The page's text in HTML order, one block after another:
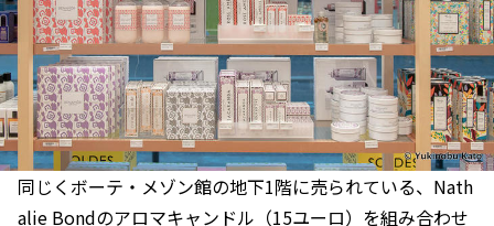
同じくボーテ・メゾン館の地下1階に売られている、Nath
alie Bondのアロマキャンドル（15ユーロ）を組み合わせ